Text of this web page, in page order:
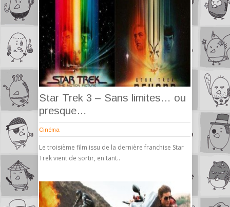
Star Trek 3 – Sans limites… ou
presque…
Cinéma
Le troisième film issu de la dernière franchise Star
Trek vient de sortir, en tant..